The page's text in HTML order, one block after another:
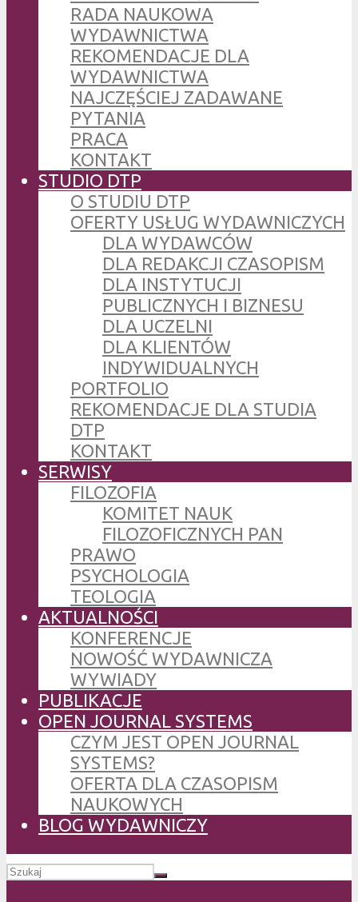
RADA NAUKOWA
WYDAWNICTWA
REKOMENDACJE DLA
WYDAWNICTWA
NAJCZĘŚCIEJ ZADAWANE
PYTANIA
PRACA
KONTAKT
STUDIO DTP
O STUDIU DTP
OFERTY USŁUG WYDAWNICZYCH
DLA WYDAWCÓW
DLA REDAKCJI CZASOPISM
DLA INSTYTUCJI
PUBLICZNYCH I BIZNESU
DLA UCZELNI
DLA KLIENTÓW
INDYWIDUALNYCH
PORTFOLIO
REKOMENDACJE DLA STUDIA
DTP
KONTAKT
SERWISY
FILOZOFIA
KOMITET NAUK
FILOZOFICZNYCH PAN
PRAWO
PSYCHOLOGIA
TEOLOGIA
AKTUALNOŚCI
KONFERENCJE
NOWOŚĆ WYDAWNICZA
WYWIADY
PUBLIKACJE
OPEN JOURNAL SYSTEMS
CZYM JEST OPEN JOURNAL
SYSTEMS?
OFERTA DLA CZASOPISM
NAUKOWYCH
BLOG WYDAWNICZY